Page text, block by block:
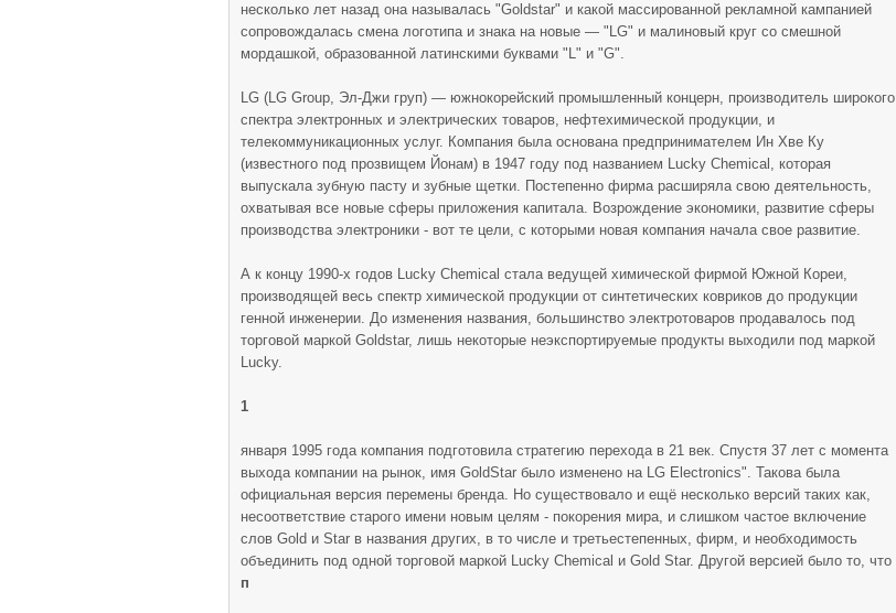
несколько лет назад она называлась "Goldstar" и какой массированной рекламной кампанией
сопровождалась смена логотипа и знака на новые — "LG" и малиновый круг со смешной
мордашкой, образованной латинскими буквами "L" и "G".
LG (LG Group, Эл-Джи груп) — южнокорейский промышленный концерн, производитель широкого
спектра электронных и электрических товаров, нефтехимической продукции, и
телекоммуникационных услуг. Компания была основана предпринимателем Ин Хве Ку
(известного под прозвищем Йонам) в 1947 году под названием Lucky Chemical, которая
выпускала зубную пасту и зубные щетки. Постепенно фирма расширяла свою деятельность,
охватывая все новые сферы приложения капитала. Возрождение экономики, развитие сферы
производства электроники - вот те цели, с которыми новая компания начала свое развитие.
А к концу 1990-х годов Lucky Chemical стала ведущей химической фирмой Южной Кореи,
производящей весь спектр химической продукции от синтетических ковриков до продукции
генной инженерии. До изменения названия, большинство электротоваров продавалось под
торговой маркой Goldstar, лишь некоторые неэкспортируемые продукты выходили под маркой
Lucky.
1
января 1995 года компания подготовила стратегию перехода в 21 век. Спустя 37 лет с момента
выхода компании на рынок, имя GoldStar было изменено на LG Electronics". Такова была
официальная версия перемены бренда. Но существовало и ещё несколько версий таких как,
несоответствие старого имени новым целям - покорения мира, и слишком частое включение
слов Gold и Star в названия других, в то числе и третьестепенных, фирм, и необходимость
объединить под одной торговой маркой Lucky Chemical и Gold Star. Другой версией было то, что
п